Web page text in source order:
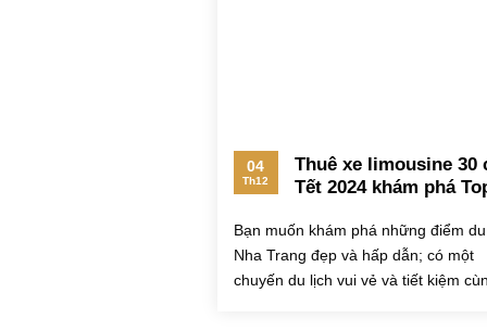
04
Th12
Thuê xe limousine 30
Tết 2024 khám phá
Bạn muốn khám phá những điểm
Nha Trang đẹp và hấp dẫn; có một
chuyến du lịch vui vẻ và tiết kiệm